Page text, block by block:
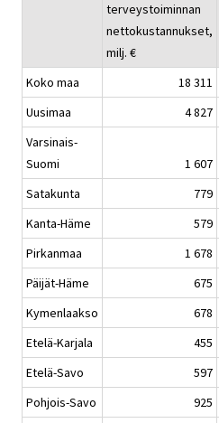
terveystoiminnan
nettokustannukset,
milj. €
Koko maa
18 311
Uusimaa
4 827
Varsinais-
Suomi
1 607
Satakunta
779
Kanta-Häme
579
Pirkanmaa
1 678
Päijät-Häme
675
Kymenlaakso
678
Etelä-Karjala
455
Etelä-Savo
597
Pohjois-Savo
925